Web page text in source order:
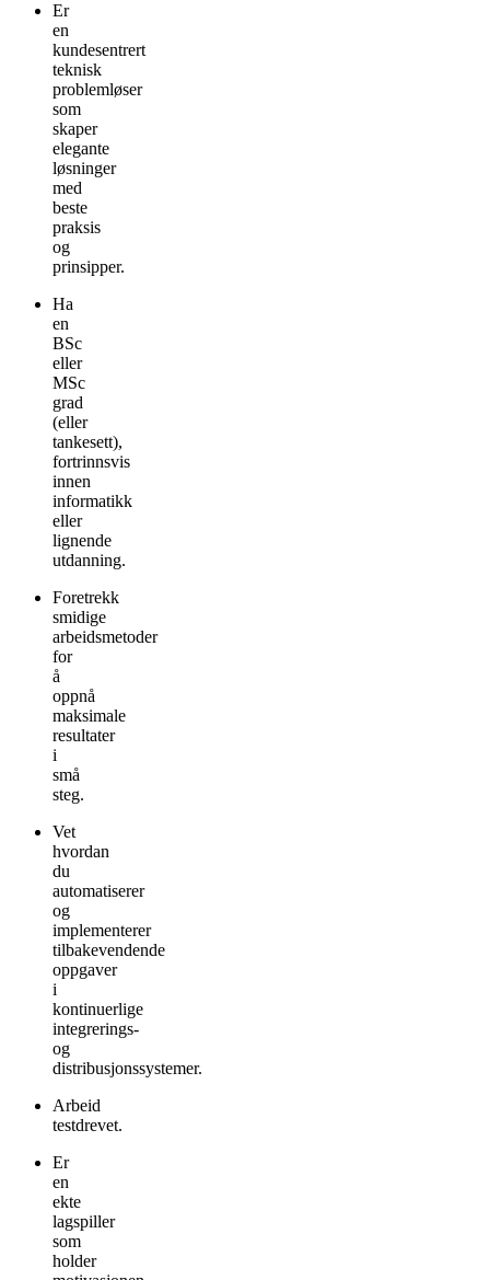
Er
en
kundesentrert
teknisk
problemløser
som
skaper
elegante
løsninger
med
beste
praksis
og
prinsipper.
Ha
en
BSc
eller
MSc
grad
(eller
tankesett),
fortrinnsvis
innen
informatikk
eller
lignende
utdanning.
Foretrekk
smidige
arbeidsmetoder
for
å
oppnå
maksimale
resultater
i
små
steg.
Vet
hvordan
du
automatiserer
og
implementerer
tilbakevendende
oppgaver
i
kontinuerlige
integrerings-
og
distribusjonssystemer.
Arbeid
testdrevet.
Er
en
ekte
lagspiller
som
holder